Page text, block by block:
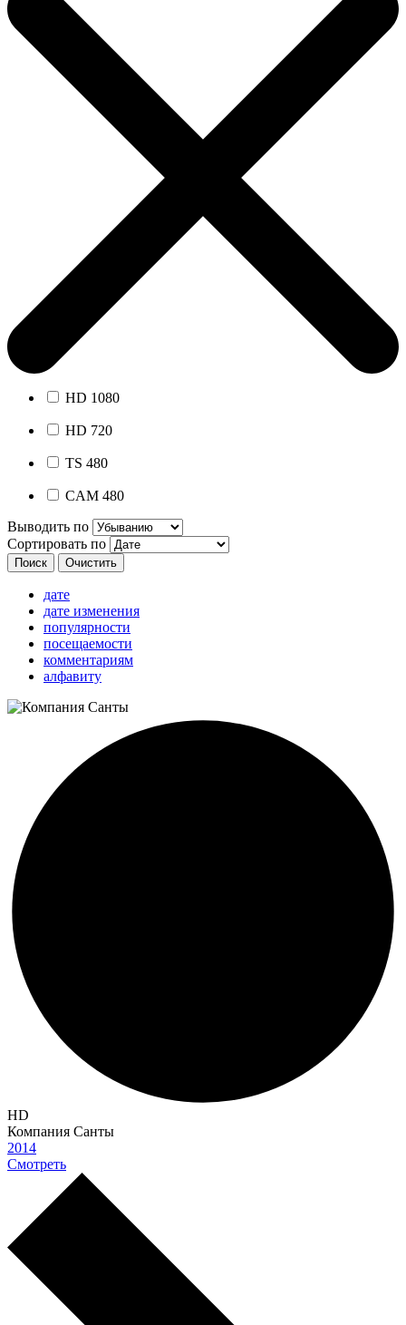
HD 1080
HD 720
TS 480
CAM 480
Выводить по
Сортировать по
дате
дате изменения
популярности
посещаемости
комментариям
алфавиту
HD
Компания Санты
2014
Смотреть